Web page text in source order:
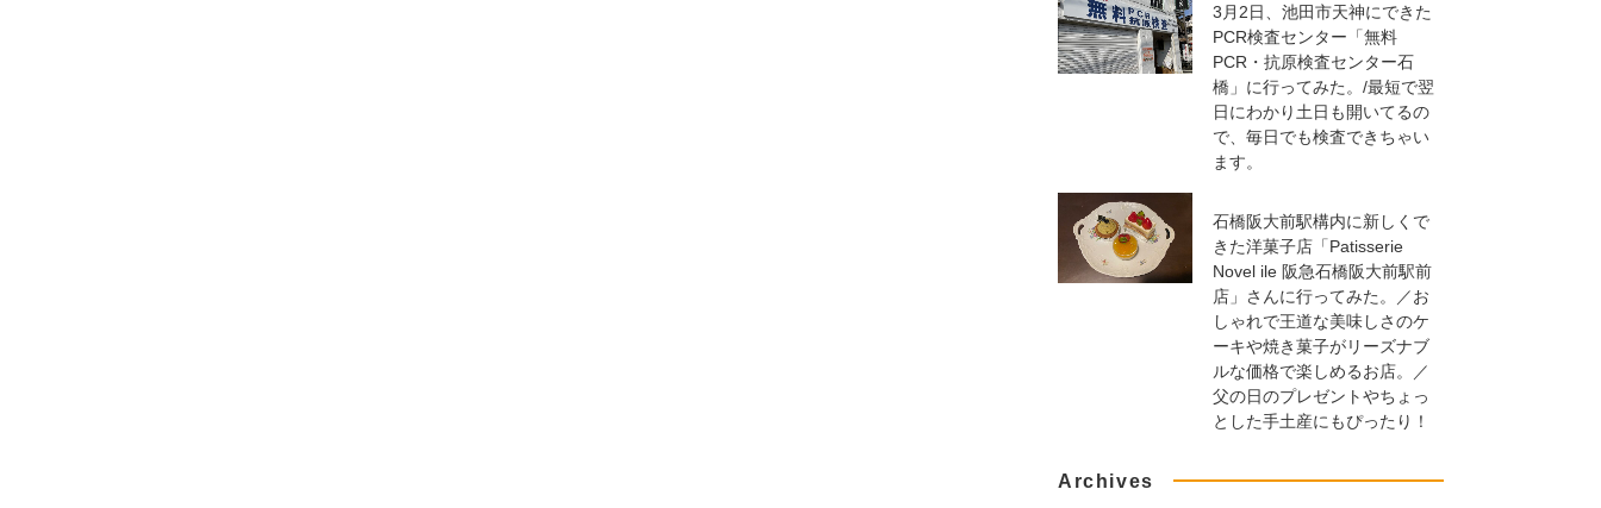
3月2日、池田市天神にできた
PCR検査センター「無料
PCR・抗原検査センター石
橋」に行ってみた。/最短で翌
日にわかり土日も開いてるの
で、毎日でも検査できちゃい
ます。
石橋阪大前駅構内に新しくで
きた洋菓子店「Patisserie
Novel ile 阪急石橋阪大前駅前
店」さんに行ってみた。／お
しゃれで王道な美味しさのケ
ーキや焼き菓子がリーズナブ
ルな価格で楽しめるお店。／
父の日のプレゼントやちょっ
とした手土産にもぴったり！
Archives